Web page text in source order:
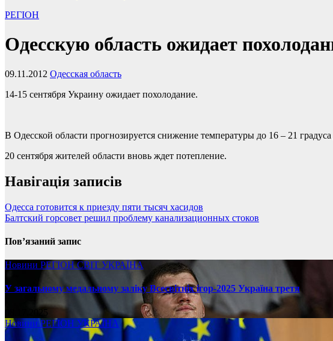
РЕГІОН
Одесскую область ожидает
09.11.2012 Одесская область
14-15 сентября Украину ожидает похолодание.
В Одесской области прогнозируется снижение температуры до 16 – 21
20 сентября жителей области вновь ждет потепление.
Навігація записів
Одесса готовится к приезду пяти тысяч хасидов
Балтский горсовет решил проблему канализационных стоков
Пов’язаний запис
Новини РЕГІОНСВІТ УКРАЇНА
У загальному медальному заліку Всесвітніх ігор-2025 Україна третя
08.17.2025
НовиниРЕГІОН УКРАЇНА